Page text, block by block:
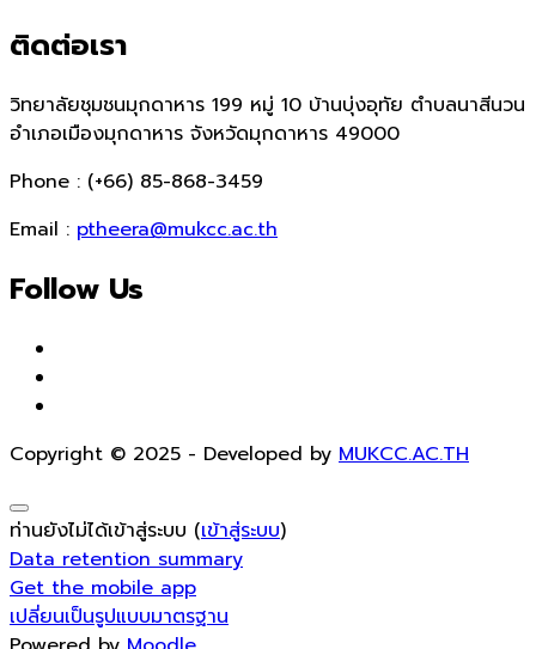
ติดต่อเรา
วิทยาลัยชุมชนมุกดาหาร 199 หมู่ 10 บ้านบุ่งอุทัย ตำบลนาสีนวน
อำเภอเมืองมุกดาหาร จังหวัดมุกดาหาร 49000
Phone : (+66) 85-868-3459
Email : ptheera@mukcc.ac.th
Follow Us
Copyright © 2025 - Developed by MUKCC.AC.TH
ท่านยังไม่ได้เข้าสู่ระบบ (เข้าสู่ระบบ)
Data retention summary
Get the mobile app
เปลี่ยนเป็นรูปแบบมาตรฐาน